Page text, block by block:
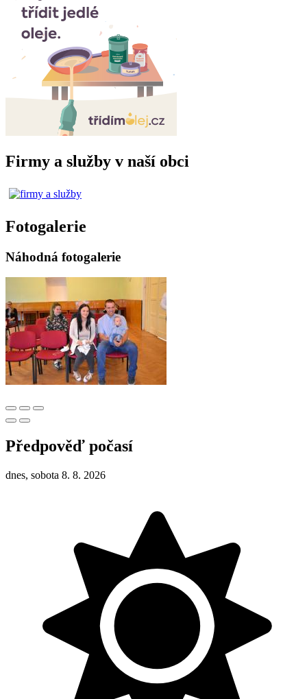
Firmy a služby v naší obci
Fotogalerie
Náhodná fotogalerie
Předpověď počasí
dnes, sobota 8. 8. 2026